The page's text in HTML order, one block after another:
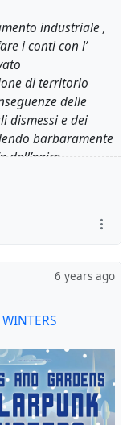
industriale ,
i conti con l’
di territorio
delle
dismessi e dei
barbaramente
dell’agire
dei luoghi e le
6 years ago